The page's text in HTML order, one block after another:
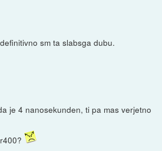
sm ta slabsga dubu.
je 4 nanosekunden, ti pa mas verjetno